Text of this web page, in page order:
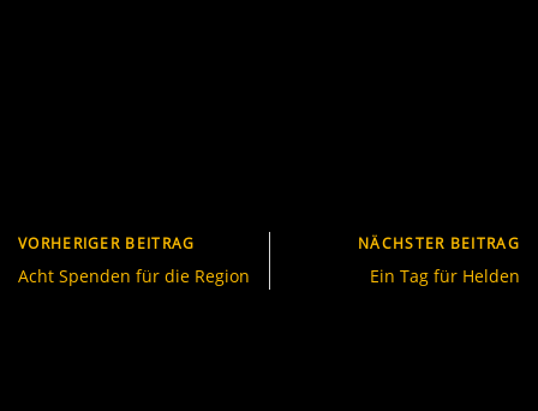
VORHERIGER BEITRAG
Acht Spenden für die Region
NÄCHSTER BEITRAG
Ein Tag für Helden